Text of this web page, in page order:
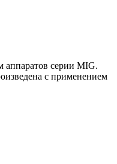
аппаратов серии MIG.
с применением